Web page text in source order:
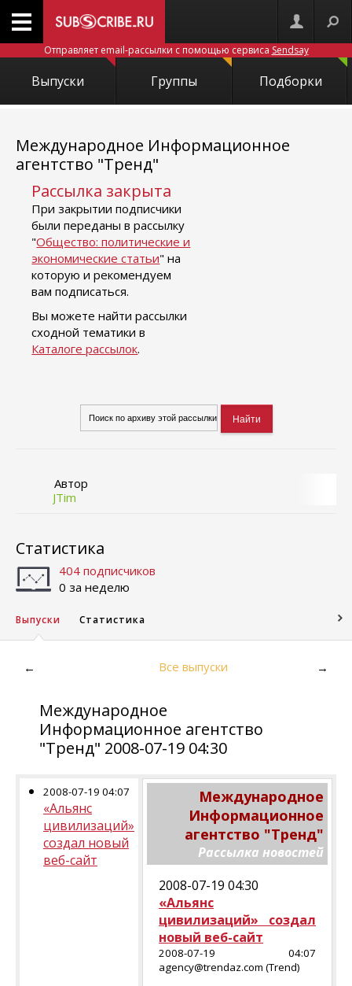
Отправляет email-рассылки с помощью сервиса Sendsay
Выпуски Группы Подборки
Международное Информационное
агентство "Тренд"
Рассылка закрыта
При закрытии подписчики
были переданы в рассылку
"Общество: политические и
экономические статьи" на
которую и рекомендуем
вам подписаться.
Вы можете найти рассылки
сходной тематики в
Каталоге рассылок.
Автор
JTim
Статистика
404 подписчиков
0 за неделю
Выпуски Статистика
← Все выпуски →
Международное
Информационное агентство
"Тренд" 2008-07-19 04:30
2008-07-19 04:07
«Альянс
цивилизаций»
создал новый
веб-сайт
Международное
Информационное
агентство "Тренд"
Рассылка новостей
2008-07-19 04:30
«Альянс
цивилизаций» создал
новый веб-сайт
2008-07-19 04:07
agency@trendaz.com (Trend)